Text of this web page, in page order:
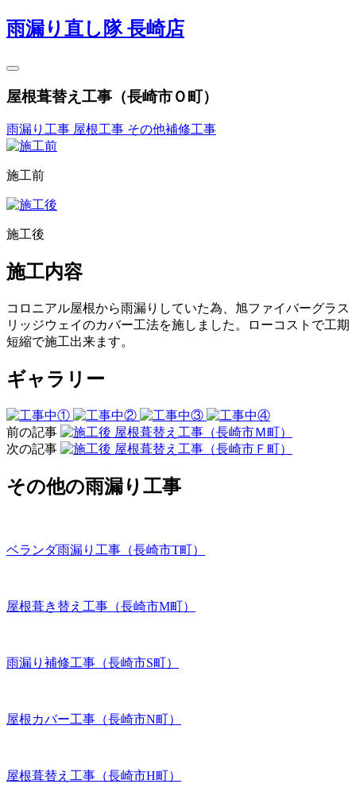
雨漏り直し隊 長崎店
屋根葺替え工事（長崎市Ｏ町）
雨漏り工事 屋根工事 その他補修工事
施工前
施工後
施工内容
コロニアル屋根から雨漏りしていた為、旭ファイバーグラス
リッジウェイのカバー工法を施しました。ローコストで工期
短縮で施工出来ます。
ギャラリー
前の記事
屋根葺替え工事（長崎市Ｍ町）
次の記事
屋根葺替え工事（長崎市Ｆ町）
その他の雨漏り工事
ベランダ雨漏り工事（長崎市T町）
屋根葺き替え工事（長崎市M町）
雨漏り補修工事（長崎市S町）
屋根カバー工事（長崎市N町）
屋根葺替え工事（長崎市H町）